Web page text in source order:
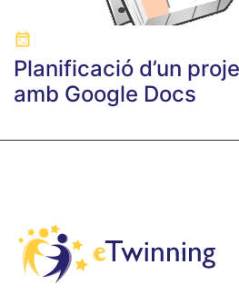
Planificació d’un
amb Google Docs